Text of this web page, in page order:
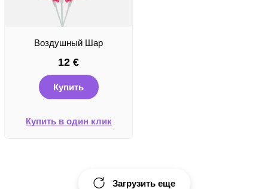
Воздушный Шар
12 €
Купить
Купить в один клик
Загрузить еще